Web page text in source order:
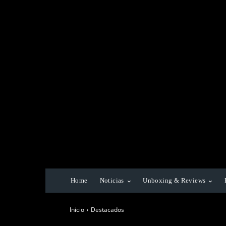
Home Noticias Unboxing & Reviews
Inicio Destacados